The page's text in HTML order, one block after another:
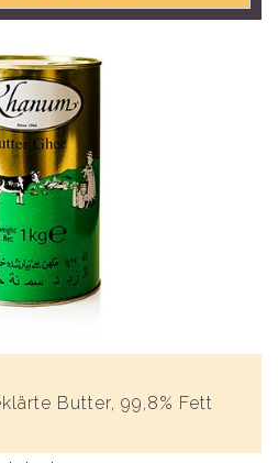
Butter, 99,8% Fett